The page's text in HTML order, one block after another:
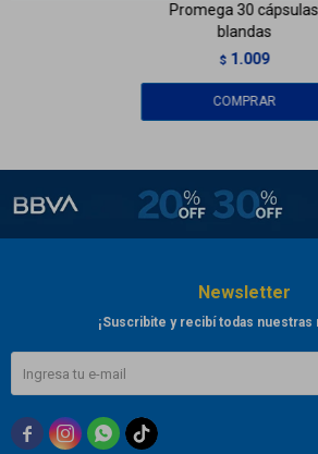
Promega 30 cápsulas
blandas
$ 1.009
Newsletter
¡Suscribite y recibí todas nuestras
  